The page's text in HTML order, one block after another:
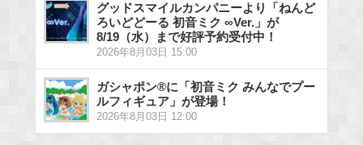
グッドスマイルカンパニーより「ねんど
ろいどどーる 初音ミク ∞Ver.」が
8/19（水）まで好評予約受付中！
2026年8月03日 15:00
ガシャポン®に「初音ミク みんなでプー
ルフィギュア」が登場！
2026年8月03日 12:00